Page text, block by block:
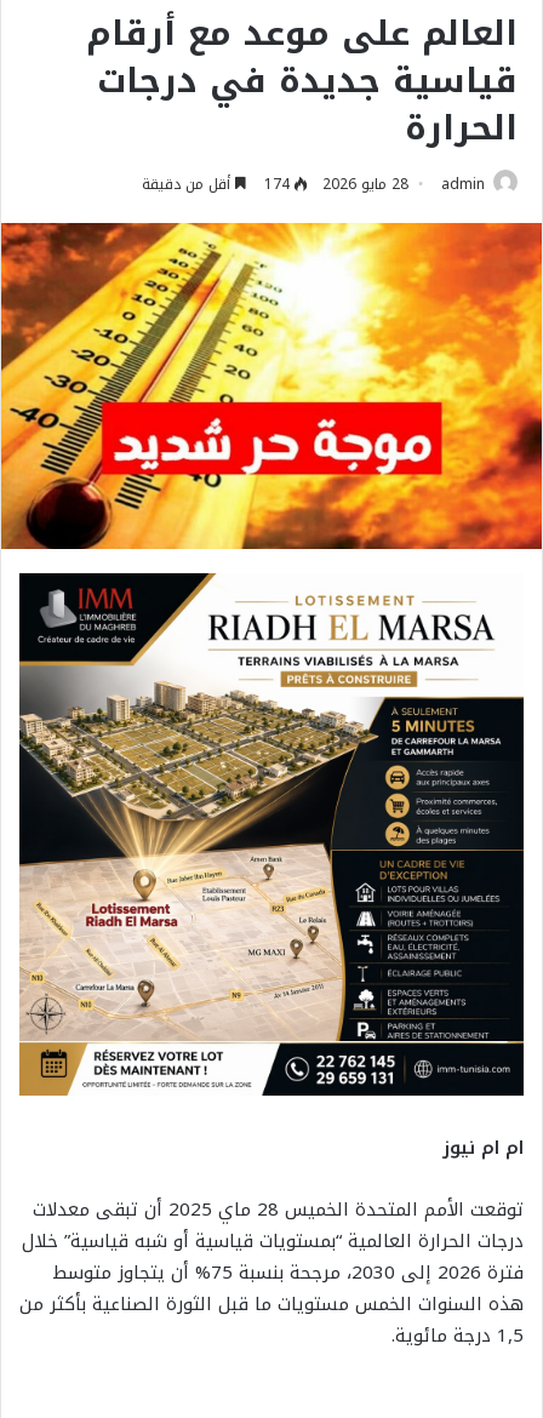
العالم على موعد مع أرقام
قياسية جديدة في درجات
الحرارة
admin 28 مايو 2026 174 أقل من دقيقة
ام ام نيوز
توقعت الأمم المتحدة الخميس 28 ماي 2025 أن تبقى معدلات
درجات الحرارة العالمية “بمستويات قياسية أو شبه قياسية” خلال
فترة 2026 إلى 2030، مرجحة بنسبة 75% أن يتجاوز متوسط
هذه السنوات الخمس مستويات ما قبل الثورة الصناعية بأكثر من
1,5 درجة مائوية.